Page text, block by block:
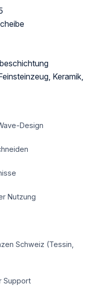
Keramik,
Design
Nutzung
Schweiz (Tessin,
Support